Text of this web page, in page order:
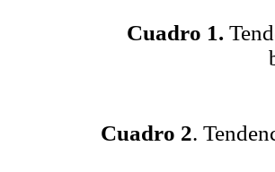
Cuadro 1.
Cuadro 2.